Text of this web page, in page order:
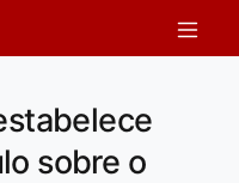
sobre o